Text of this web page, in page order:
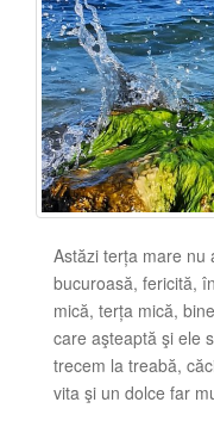
Astăzi terța mare nu
bucuroasă, fericită,
mică, terța mică,
care aşteaptă şi ele
trecem la treabă,
vita şi un dolce far